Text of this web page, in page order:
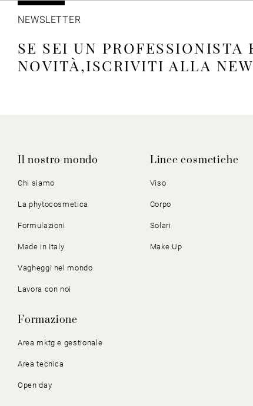
NEWSLETTER
SE SEI UN
NOVITÀ,ISCRIVITI ALLA
Il nostro mondo
Chi siamo
La phytocosmetica
Formulazioni
Made in Italy
Vagheggi nel mondo
Lavora con noi
Linee cosmetiche
Viso
Corpo
Solari
Make Up
Formazione
Area mktg e gestionale
Area tecnica
Open day